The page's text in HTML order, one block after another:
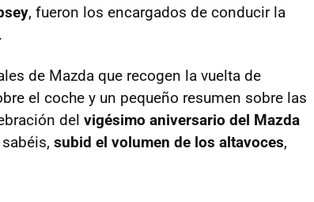
, fueron los encargados de conducir la
de Mazda que recogen la vuelta de
el coche y un pequeño resumen sobre las
del vigésimo aniversario del Mazda
subid el volumen de los altavoces,